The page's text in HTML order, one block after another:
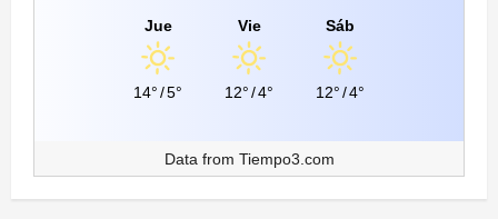
Jue
14°/5°
Vie
12°/4°
Sáb
12°/4°
Data from Tiempo3.com